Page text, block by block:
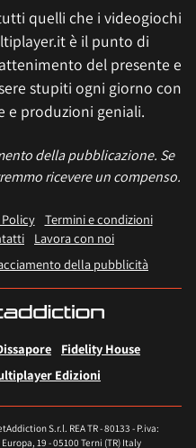
quelli che i videogiochi
è il punto di
del presente e
stupiti ogni giorno con
e produzioni geniali.
della pubblicazione. Se
ricevere un compenso.
Termini e condizioni
Lavora con noi
della pubblicità
Fidelity House
Edizioni
S.r.l. REA TR - 80133 - P.iva:
19 - 05100 Terni (TR) Italy